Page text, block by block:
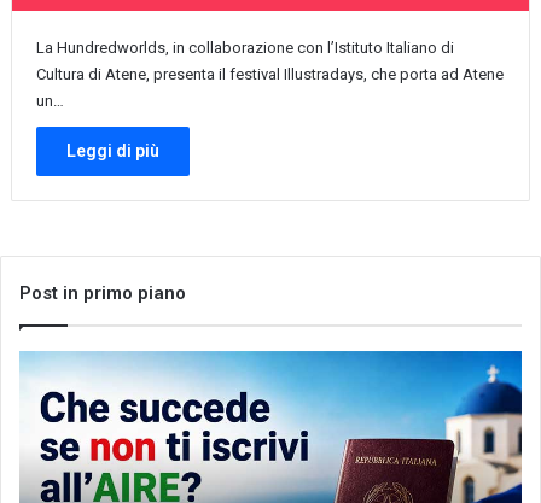
La Hundredworlds, in collaborazione con l’Istituto Italiano di
Cultura di Atene, presenta il festival Illustradays, che porta ad Atene
un…
Leggi di più
Post in primo piano
Che
succede
non
iscrivi
the
of